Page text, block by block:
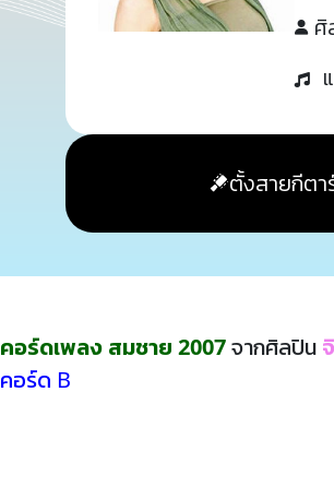
ศิ
ตั้งสายกีตา
คอร์ดเพลง สมชาย 2007จากศิลปิน
คอร์ด B